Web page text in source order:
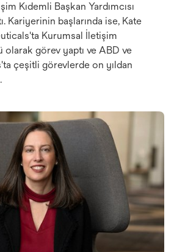
Kıdemli Başkan Yardımcısı
Kariyerinin başlarında ise, Kate
Kurumsal İletişim
olarak görev yaptı ve ABD ve
çeşitli görevlerde on yıldan